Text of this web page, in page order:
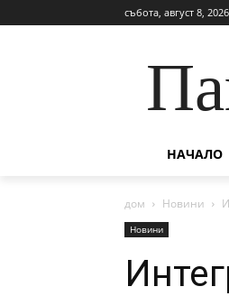
събота, август 8, 2026
НАЧАЛО
дом Новини
Новини